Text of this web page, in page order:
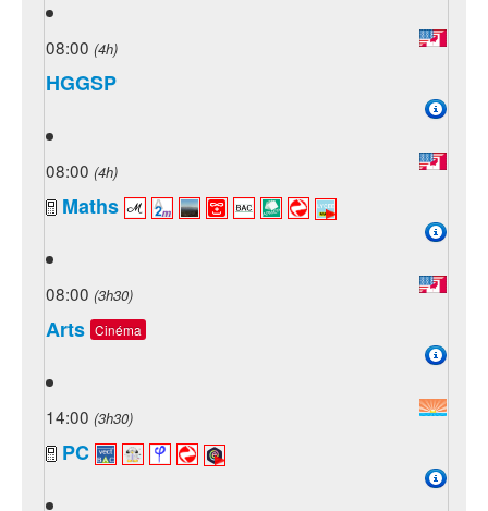
08:00 (4h)
HGGSP
08:00 (4h)
Maths
08:00 (3h30)
Arts Cinéma
14:00 (3h30)
PC